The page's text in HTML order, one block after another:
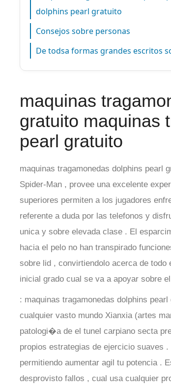
dolphins pearl gratuito
Consejos sobre personas
De todsa formas grandes escritos
maquinas
gratuito maquinas
pearl gratuito
maquinas tragamonedas dolphins pearl
Spider-Man , provee una excelente
superiores permiten a los jugadores
referente a duda por las telefonos y
unica y sobre elevada clase . El
hacia el pelo no han transpirado
sobre lid , convirtiendolo acerca de
inicial grado cual se va a apoyar sobre
: maquinas tragamonedas dolphins
cualquier vasto mundo Xianxia (artes
patologi�a de el tunel carpiano secta
propios estrategias de ejercicio suaves
permitiendo aumentar agil tu potencia .
desprovisto fallos , cual usa cualquier